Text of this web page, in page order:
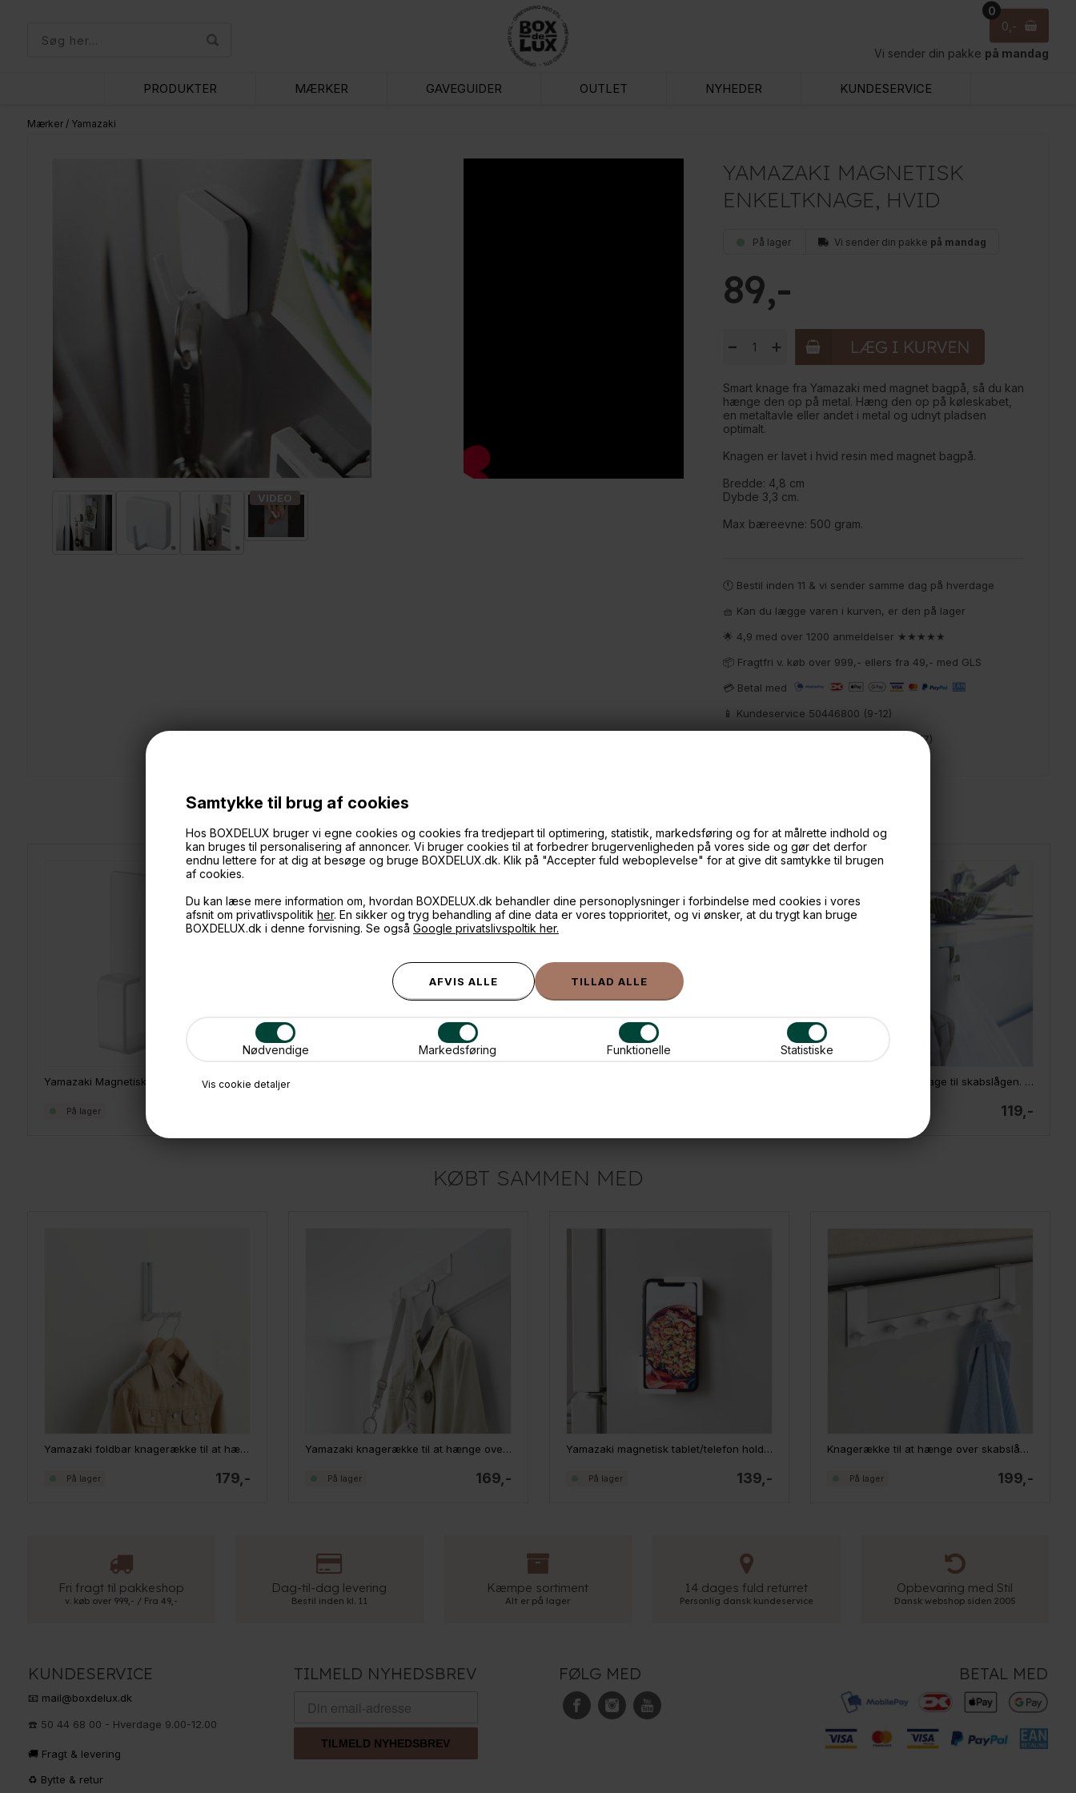
Samtykke til brug af cookies
Hos BOXDELUX bruger vi egne cookies og cookies fra tredjepart til optimering, statistik, markedsføring og for at målrette indhold og
kan bruges til personalisering af annoncer. Vi bruger cookies til at forbedrer brugervenligheden på vores side og gør det derfor
endnu lettere for at dig at besøge og bruge BOXDELUX.dk. Klik på "Accepter fuld weboplevelse" for at give dit samtykke til brugen
af cookies.
Du kan læse mere information om, hvordan BOXDELUX.dk behandler dine personoplysninger i forbindelse med cookies i vores
afsnit om privatlivspolitik her. En sikker og tryg behandling af dine data er vores topprioritet, og vi ønsker, at du trygt kan bruge
BOXDELUX.dk i denne forvisning. Se også Google privatslivspoltik her.
Nødvendige Markedsføring Funktionelle Statistiske
Vis cookie detaljer
0
0
Vi sender din pakke på mandag
PRODUKTER MÆRKER GAVEGUIDER OUTLET NYHEDER KUNDESERVICE
Mærker/ Yamazaki
YAMAZAKI MAGNETISK
ENKELTKNAGE, HVID
På lager Vi sender din pakke på mandag
89
+
-
Smart knage fra Yamazaki med magnet bagpå, så du kan
hænge den op på metal. Hæng den op på køleskabet,
en metaltavle eller andet i metal og udnyt pladsen
optimalt.
Knagen er lavet i hvid resin med magnet bagpå.
Bredde: 4,8 cm
Dybde 3,3 cm.
Max bæreevne: 500 gram.
🕚 Bestil inden 11 & vi sender samme dag på hverdage
🧺 Kan du lægge varen i kurven, er den på lager
🌟 4,9 med over 1200 anmeldelser ★★★★★
📦 Fragtfri v. køb over 999,- ellers fra 49,- med GLS
💳 Betal med
📱 Kundeservice 50446800 (9-12)
(24/7)
SPAR
Yamazaki Magnetisk Knage, Hvid
På lager
Yamazaki dobbeltknage til skabslågen. Sæt med 2 stk - SORT
119,-
KØBT SAMMEN MED
Yamazaki foldbar knagerække til at hænge over døren, Hvid
179,-
På lager
Yamazaki knagerække til at hænge over døren - Hvid
169,-
På lager
Yamazaki magnetisk tablet/telefon holder
139,-
På lager
Knagerække til at hænge over skabslågen - Celano, hvid
199,-
På lager
Fri fragt til pakkeshop
v. køb over 999,- / Fra 49,-
Dag-til-dag levering
Bestil inden kl. 11
Kæmpe sortiment
Alt er på lager
14 dages fuld returret
Personlig dansk kundeservice
Opbevaring med Stil
Dansk webshop siden 2005
KUNDESERVICE
📧 mail@boxdelux.dk
☎️ 50 44 68 00 - Hverdage 9.00-12.00
🚚 Fragt & levering
♻️ Bytte & retur
TILMELD NYHEDSBREV
TILMELD NYHEDSBREV
FØLG MED BETAL MED